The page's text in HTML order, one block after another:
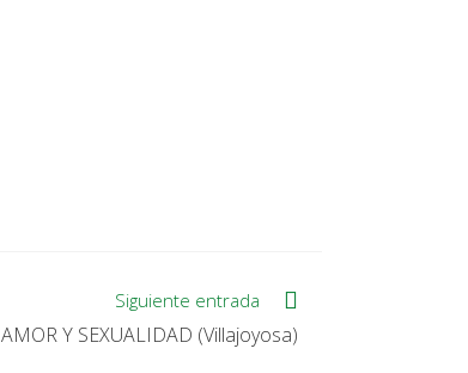
Siguiente entrada
AMOR Y SEXUALIDAD (Villajoyosa)